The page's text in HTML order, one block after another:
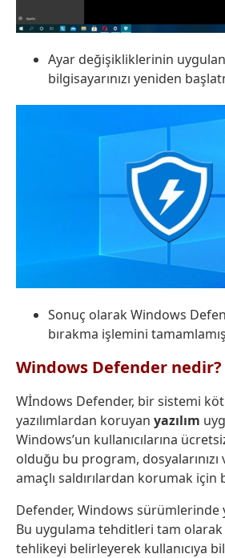
Ayar değişikliklerinin
bilgisayarınızı yeniden
Sonuç olarak Windows
bırakma işlemini
Windows Defender nedir?
Wİndows Defender, bir sistemi
yazılımlardan koruyan yazılım
Windows’un kullanıcılarına
olduğu bu program,
amaçlı saldırılardan korumak için
Defender, Windows sürümlerinde
Bu uygulama tehditleri tam olarak
tehlikeyi belirleyerek kullanıcıya